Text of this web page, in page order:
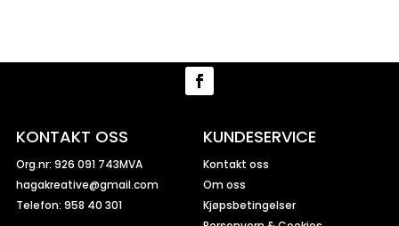
KONTAKT OSS
Org.nr: 926 091 743MVA
hagakreative@gmail.com
Telefon: 958 40 301
KUNDESERVICE
Kontakt oss
Om oss
Kjøpsbetingelser